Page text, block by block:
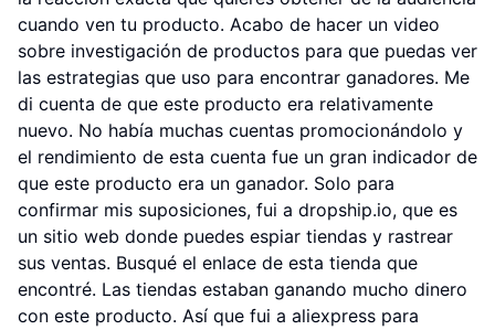
cuando ven tu producto. Acabo de hacer un video
sobre investigación de productos para que puedas ver
las estrategias que uso para encontrar ganadores. Me
di cuenta de que este producto era relativamente
nuevo. No había muchas cuentas promocionándolo y
el rendimiento de esta cuenta fue un gran indicador de
que este producto era un ganador. Solo para
confirmar mis suposiciones, fui a dropship.io, que es
un sitio web donde puedes espiar tiendas y rastrear
sus ventas. Busqué el enlace de esta tienda que
encontré. Las tiendas estaban ganando mucho dinero
con este producto. Así que fui a aliexpress para